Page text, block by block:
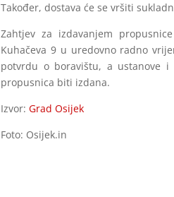
Također, dostava će se vršiti
Zahtjev za izdavanjem
Kuhačeva 9 u uredovno radno
potvrdu o boravištu, a ustanove i
propusnica biti izdana.
Izvor: Grad Osijek
Foto: Osijek.in